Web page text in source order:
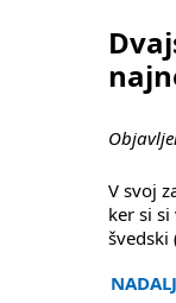
V svoj
ker si si
švedski